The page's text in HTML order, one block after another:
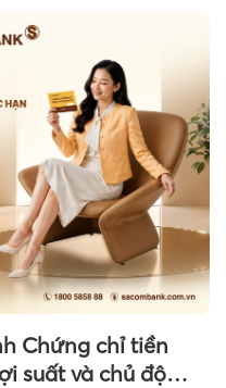
Chứng chỉ tiền
suất và chủ động